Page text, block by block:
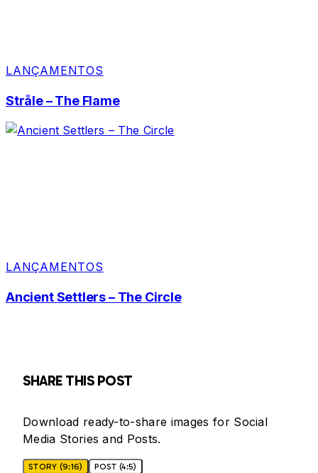
LANÇAMENTOS
Stråle – The Flame
LANÇAMENTOS
Ancient Settlers – The Circle
SHARE THIS POST
Download ready-to-share images for Social
Media Stories and Posts.
STORY (9:16) POST (4:5)